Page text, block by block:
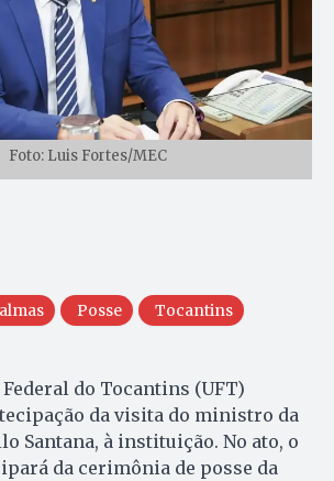
Foto: Luis Fortes/MEC
Posse Tocantins
do Tocantins (UFT)
da visita do ministro da
Santana, à instituição. No ato, o
da cerimônia de posse da